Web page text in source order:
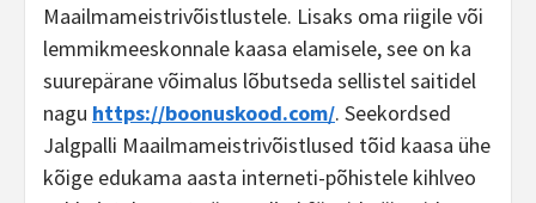
Maailmameistrivõistlustele. Lisaks oma riigile või
lemmikmeeskonnale kaasa elamisele, see on ka
suurepärane võimalus lõbutseda sellistel saitidel
nagu https://boonuskood.com/. Seekordsed
Jalgpalli Maailmameistrivõistlused tõid kaasa ühe
kõige edukama aasta interneti-põhistele kihlveo